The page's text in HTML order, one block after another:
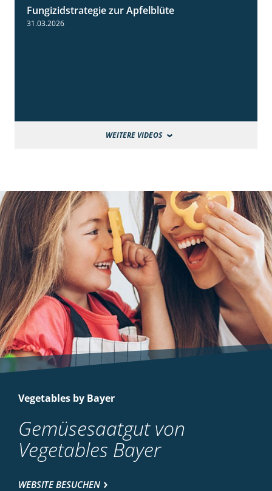
Fungizidstrategie zur Apfelblüte
31.03.2026
WEITERE VIDEOS
Vegetables by Bayer
Gemüsesaatgut von
Vegetables Bayer
WEBSITE BESUCHEN